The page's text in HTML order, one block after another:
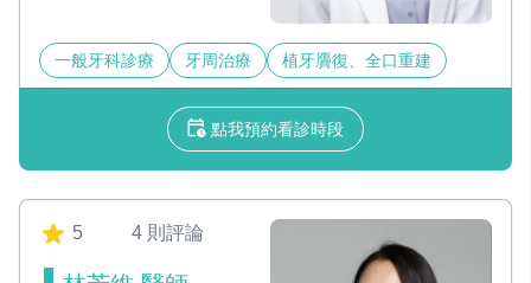
一般牙科診療 牙周治療 植牙贗復、全口重建
點我預約看診時段
5 4 則評論